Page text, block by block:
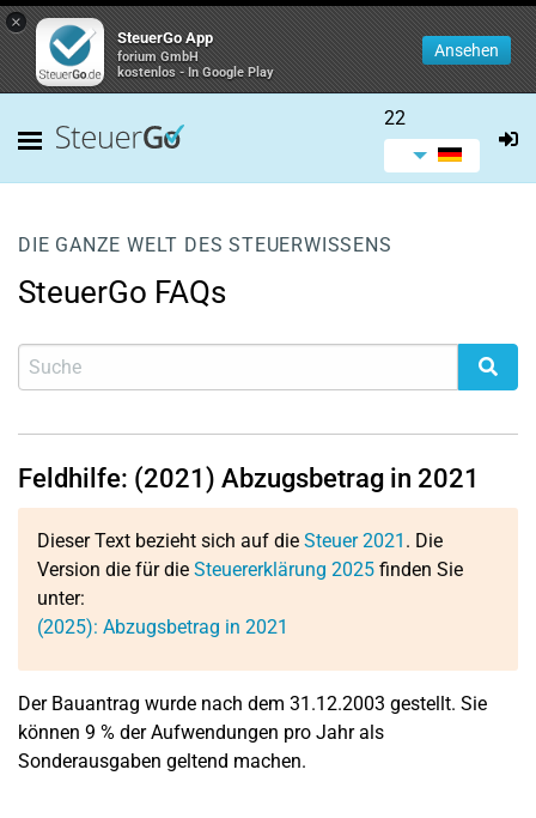
×
SteuerGo App
forium GmbH
kostenlos - In Google Play
Ansehen
22
DIE GANZE WELT DES STEUERWISSENS
SteuerGo FAQs
Feldhilfe: (2021) Abzugsbetrag in 2021
Dieser Text bezieht sich auf die Steuer 2021 . Die
Version die für die Steuererklärung 2025 finden Sie
unter:
(2025): Abzugsbetrag in 2021
Der Bauantrag wurde nach dem 31.12.2003 gestellt. Sie
können 9 % der Aufwendungen pro Jahr als
Sonderausgaben geltend machen.